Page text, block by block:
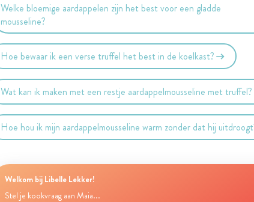
Welke bloemige aardappelen zijn het best voor een gladde
mousseline?
Hoe bewaar ik een verse truffel het best in de koelkast?
Wat kan ik maken met een restje aardappelmousseline met truffel?
Hoe hou ik mijn aardappelmousseline warm zonder dat hij
Welkom bij Libelle Lekker!
Stel je kookvraag aan Maia...